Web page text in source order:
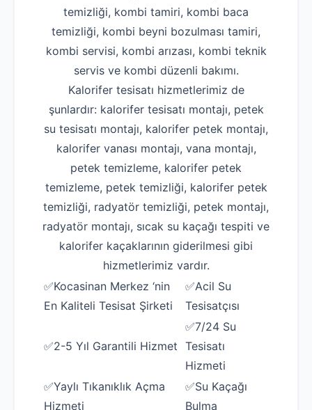
temizliği, kombi tamiri, kombi baca
temizliği, kombi beyni bozulması tamiri,
kombi servisi, kombi arızası, kombi teknik
servis ve kombi düzenli bakımı.
Kalorifer tesisatı hizmetlerimiz de
şunlardır: kalorifer tesisatı montajı, petek
su tesisatı montajı, kalorifer petek montajı,
kalorifer vanası montajı, vana montajı,
petek temizleme, kalorifer petek
temizleme, petek temizliği, kalorifer petek
temizliği, radyatör temizliği, petek montajı,
radyatör montajı, sıcak su kaçağı tespiti ve
kalorifer kaçaklarının giderilmesi gibi
hizmetlerimiz vardır.
✅Kocasinan Merkez ‘nin
En Kaliteli Tesisat Şirketi
✅Acil Su
Tesisatçısı
✅2-5 Yıl Garantili Hizmet
✅7/24 Su
Tesisatı
Hizmeti
✅Yaylı Tıkanıklık Açma
Hizmeti
✅Su Kaçağı
Bulma